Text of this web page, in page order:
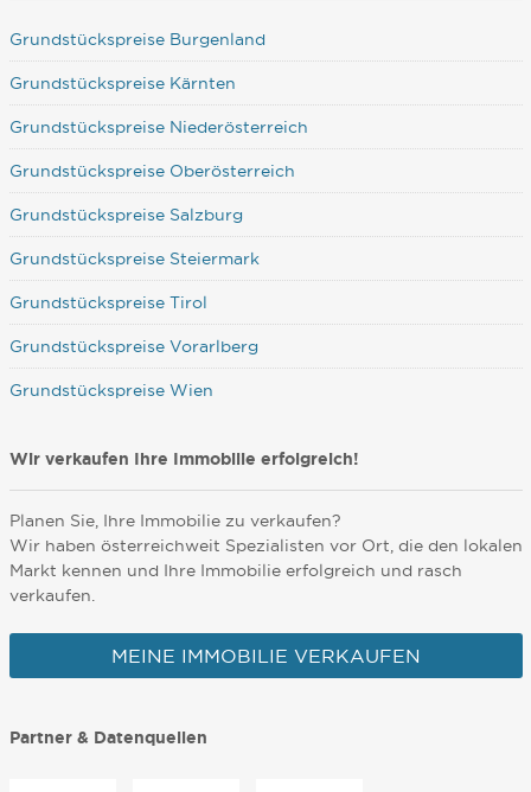
Grundstückspreise Burgenland
Grundstückspreise Kärnten
Grundstückspreise Niederösterreich
Grundstückspreise Oberösterreich
Grundstückspreise Salzburg
Grundstückspreise Steiermark
Grundstückspreise Tirol
Grundstückspreise Vorarlberg
Grundstückspreise Wien
Wir verkaufen Ihre Immobilie erfolgreich!
Planen Sie, Ihre Immobilie zu verkaufen?
Wir haben österreichweit Spezialisten vor Ort, die den lokalen
Markt kennen und Ihre Immobilie erfolgreich und rasch
verkaufen.
MEINE IMMOBILIE VERKAUFEN
Partner & Datenquellen